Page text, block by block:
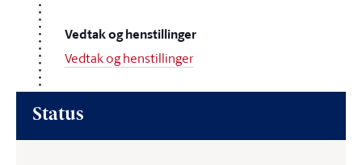
Vedtak og henstillinger
Vedtak og henstillinger
Status